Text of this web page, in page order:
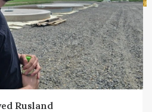
Rusland